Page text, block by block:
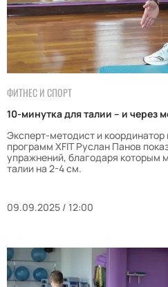
ФИТНЕС И СПОРТ
10-минутка для талии – и через
Эксперт-методист и
программ XFIT Руслан Панов
упражнений, благодаря которым
талии на 2-4 см.
09.09.2025 / 12:00